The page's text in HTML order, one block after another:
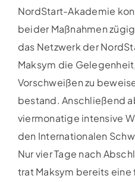
NordStart-Akademie
beider Maßnahmen
das Netzwerk der
Maksym die
Vorschweißen zu
bestand. Anschließend
viermonatige intensive
den Internationalen
Nur vier Tage nach
trat Maksym bereits eine